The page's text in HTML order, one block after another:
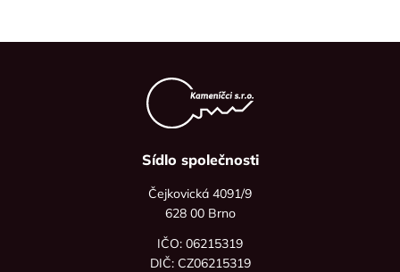
Sídlo společnosti
Čejkovická 4091/9
628 00 Brno
IČO: 06215319
DIČ: CZ06215319